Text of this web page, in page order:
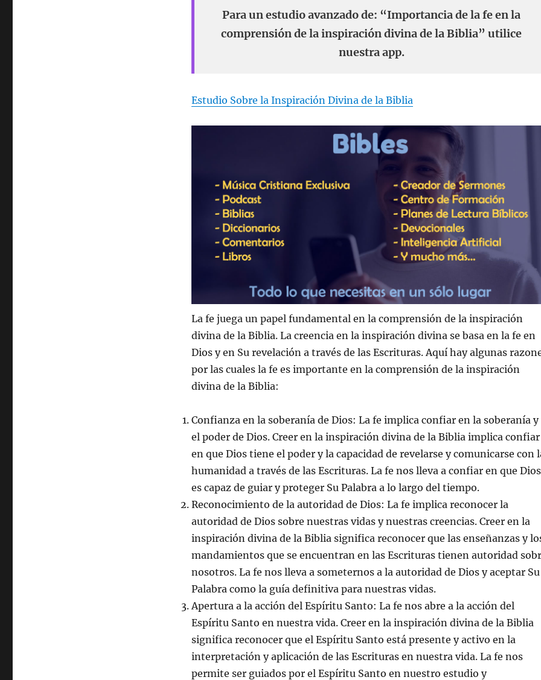
Para un estudio avanzado de: “Importancia de la fe en la
comprensión de la inspiración divina de la Biblia” utilice
nuestra app.
Estudio Sobre la Inspiración Divina de la Biblia
La fe juega un papel fundamental en la comprensión de la inspiración
divina de la Biblia. La creencia en la inspiración divina se basa en la fe en
Dios y en Su revelación a través de las Escrituras. Aquí hay algunas
por las cuales la fe es importante en la comprensión de la inspiración
divina de la Biblia:
Confianza en la soberanía de Dios: La fe implica confiar en la soberanía y
el poder de Dios. Creer en la inspiración divina de la Biblia implica confiar
en que Dios tiene el poder y la capacidad de revelarse y comunicarse con
humanidad a través de las Escrituras. La fe nos lleva a confiar en que Dios
es capaz de guiar y proteger Su Palabra a lo largo del tiempo.
Reconocimiento de la autoridad de Dios: La fe implica reconocer la
autoridad de Dios sobre nuestras vidas y nuestras creencias. Creer en la
inspiración divina de la Biblia significa reconocer que las enseñanzas y
mandamientos que se encuentran en las Escrituras tienen autoridad
nosotros. La fe nos lleva a someternos a la autoridad de Dios y aceptar Su
Palabra como la guía definitiva para nuestras vidas.
Apertura a la acción del Espíritu Santo: La fe nos abre a la acción del
Espíritu Santo en nuestra vida. Creer en la inspiración divina de la Biblia
significa reconocer que el Espíritu Santo está presente y activo en la
interpretación y aplicación de las Escrituras en nuestra vida. La fe nos
permite ser guiados por el Espíritu Santo en nuestro estudio y